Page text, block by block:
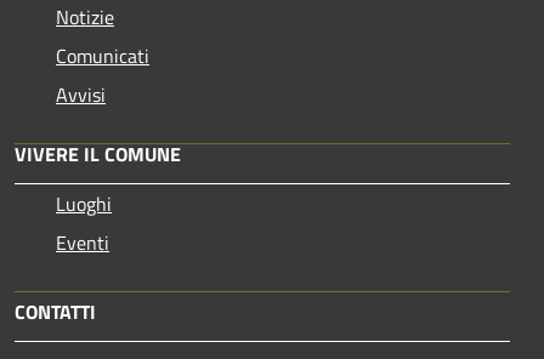
Notizie
Comunicati
Avvisi
VIVERE IL COMUNE
Luoghi
Eventi
CONTATTI